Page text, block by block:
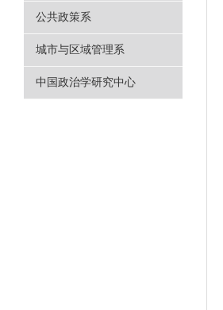
公共政策系
城市与区域管理系
中国政治学研究中心